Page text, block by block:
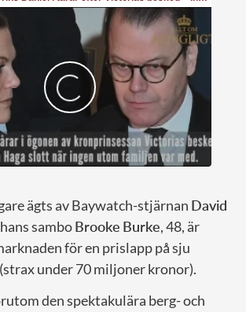
ägts av Baywatch-stjärnan David
samboBrooke Burke, 48, är
för en prislapp på sju
under 70 miljoner kronor).
den spektakulära berg- och